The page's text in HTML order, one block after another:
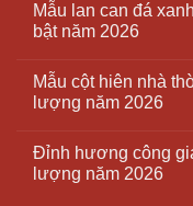
Mẫu lan can đá
bật năm 2026
Mẫu cột hiên nhà
lượng năm 2026
Đỉnh hương công
lượng năm 2026